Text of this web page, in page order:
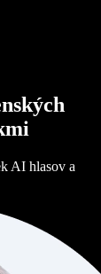
AI hlasov a